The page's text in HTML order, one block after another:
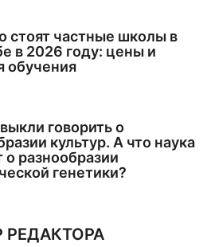
стоят частные школы в
в 2026 году: цены и
обучения
говорить о
культур. А что наука
о разнообразии
генетики?
РЕДАКТОРА